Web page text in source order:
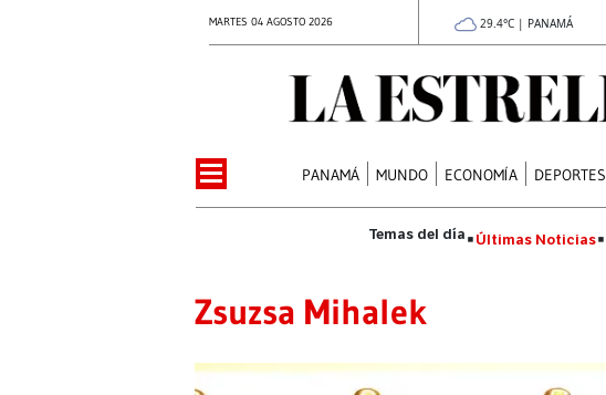
MARTES 04 AGOSTO 2026 29.4°C | PANAMÁ
PANAMÁ MUNDO ECONOMÍA DEPORTES
Últimas Noticias
Zsuzsa Mihalek